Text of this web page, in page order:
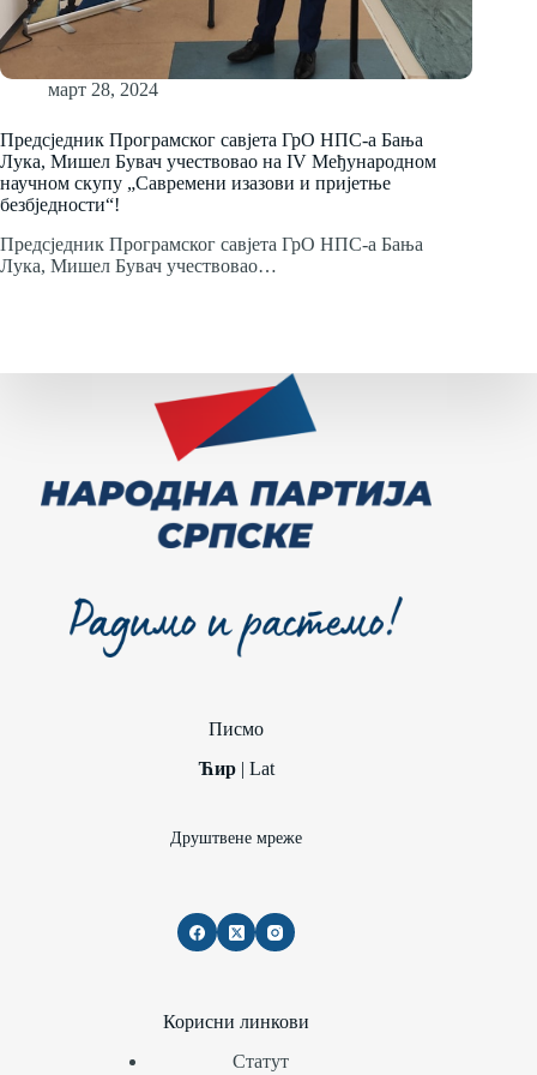
март 28, 2024
Предсједник Програмског савјета ГрО НПС-а Бања
Лука, Мишел Бувач учествовао на IV Међународном
научном скупу „Савремени изазови и пријетње
безбједности“!
Предсједник Програмског савјета ГрО НПС-а Бања
Лука, Мишел Бувач учествовао…
Писмо
Ћир| Lat
Друштвене мреже
Корисни линкови
Статут